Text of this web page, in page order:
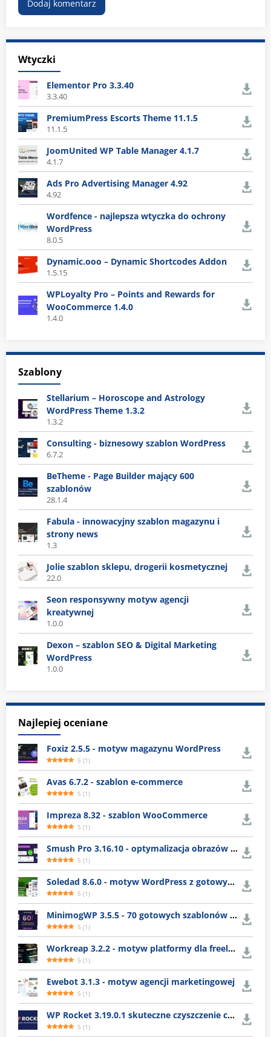
Wtyczki
Elementor Pro 3.3.40
3.3.40
PremiumPress Escorts Theme 11.1.5
11.1.5
JoomUnited WP Table Manager 4.1.7
4.1.7
Ads Pro Advertising Manager 4.92
4.92
Wordfence - najlepsza wtyczka do ochrony
WordPress
8.0.5
Dynamic.ooo – Dynamic Shortcodes Addon
1.5.15
WPLoyalty Pro – Points and Rewards for
WooCommerce 1.4.0
1.4.0
Szablony
Stellarium – Horoscope and Astrology
WordPress Theme 1.3.2
1.3.2
Consulting - biznesowy szablon WordPress
6.7.2
BeTheme - Page Builder mający 600
szablonów
28.1.4
Fabula - innowacyjny szablon magazynu i
strony news
1.3
Jolie szablon sklepu, drogerii kosmetycznej
22.0
Seon responsywny motyw agencji
kreatywnej
1.0.0
Dexon – szablon SEO & Digital Marketing
WordPress
1.0.0
Najlepiej oceniane
Foxiz 2.5.5 - motyw magazynu WordPress
5 (1)
Avas 6.7.2 - szablon e-commerce
5 (1)
Impreza 8.32 - szablon WooCommerce
5 (1)
Smush Pro 3.16.10 - optymalizacja obrazów WordPress
5 (1)
Soledad 8.6.0 - motyw WordPress z gotowymi układami
5 (1)
MinimogWP 3.5.5 - 70 gotowych szablonów e-commerce
5 (1)
Workreap 3.2.2 - motyw platformy dla freelancerów
5 (1)
Ewebot 3.1.3 - motyw agencji marketingowej
5 (1)
WP Rocket 3.19.0.1 skuteczne czyszczenie cache WordPress
5 (1)